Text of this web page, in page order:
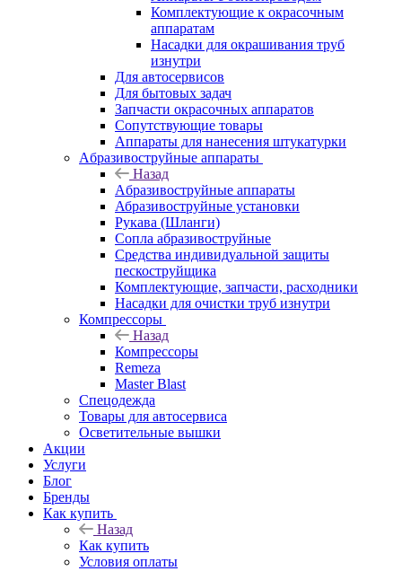
Комплектующие к окрасочным
аппаратам
Насадки для окрашивания труб
изнутри
Для автосервисов
Для бытовых задач
Запчасти окрасочных аппаратов
Сопутствующие товары
Аппараты для нанесения штукатурки
Aбразивоструйные аппараты
Назад
Aбразивоструйные аппараты
Абразивоструйные установки
Рукава (Шланги)
Сопла абразивоструйные
Средства индивидуальной защиты
пескоструйщика
Комплектующие, запчасти, расходники
Насадки для очистки труб изнутри
Компрессоры
Назад
Компрессоры
Remeza
Master Blast
Спецодежда
Товары для автосервиса
Осветительные вышки
Акции
Услуги
Блог
Бренды
Как купить
Назад
Как купить
Условия оплаты